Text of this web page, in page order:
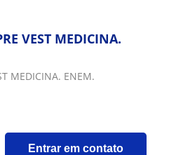
VEST MEDICINA.
MEDICINA. ENEM.
Entrar em contato